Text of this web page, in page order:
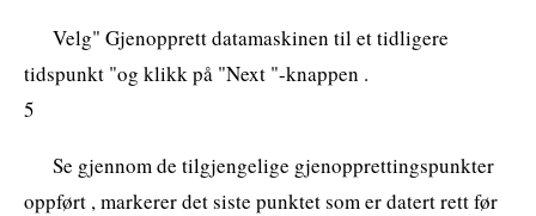
Velg" Gjenopprett datamaskinen til et tidligere
tidspunkt "og klikk på "Next "-knappen .
5
Se gjennom de tilgjengelige gjenopprettingspunkter
oppført , markerer det siste punktet som er datert rett før